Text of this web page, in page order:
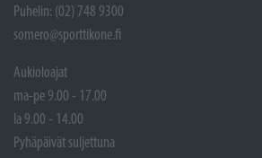
Puhelin: (02) 748 9300
somero@sporttikone.fi
Aukioloajat
ma-pe 9.00 - 17.00
la 9.00 - 14.00
Pyhäpäivät suljettuna